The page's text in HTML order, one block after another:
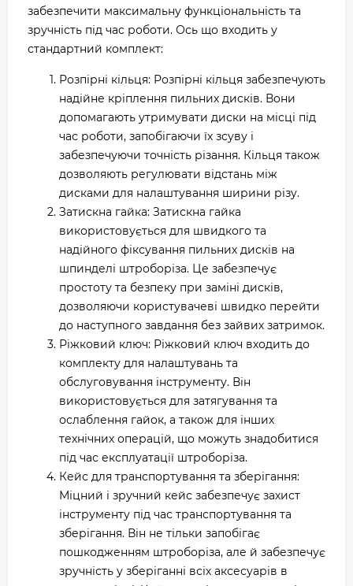
забезпечити максимальну функціональність та
зручність під час роботи. Ось що входить у
стандартний комплект:
Розпірні кільця: Розпірні кільця забезпечують
надійне кріплення пильних дисків. Вони
допомагають утримувати диски на місці під
час роботи, запобігаючи їх зсуву і
забезпечуючи точність різання. Кільця також
дозволяють регулювати відстань між
дисками для налаштування ширини різу.
Затискна гайка: Затискна гайка
використовується для швидкого та
надійного фіксування пильних дисків на
шпинделі штроборіза. Це забезпечує
простоту та безпеку при заміні дисків,
дозволяючи користувачеві швидко перейти
до наступного завдання без зайвих затримок.
Ріжковий ключ: Ріжковий ключ входить до
комплекту для налаштувань та
обслуговування інструменту. Він
використовується для затягування та
ослаблення гайок, а також для інших
технічних операцій, що можуть знадобитися
під час експлуатації штроборіза.
Кейс для транспортування та зберігання:
Міцний і зручний кейс забезпечує захист
інструменту під час транспортування та
зберігання. Він не тільки запобігає
пошкодженням штроборіза, але й забезпечує
зручність у зберіганні всіх аксесуарів в